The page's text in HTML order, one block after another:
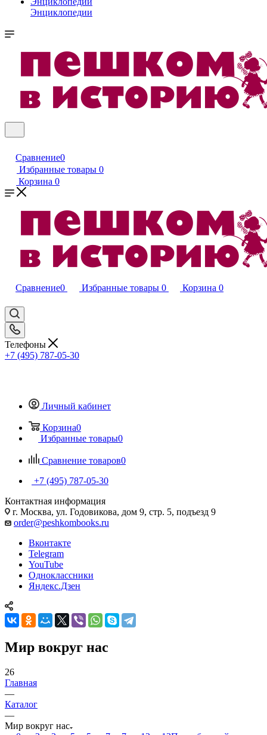
Энциклопедии
Сравнение0
Избранные товары 0
Корзина 0
Сравнение0 Избранные товары 0 Корзина 0
Телефоны
+7 (495) 787-05-30
Личный кабинет
Корзина0
Избранные товары0
Сравнение товаров0
+7 (495) 787-05-30
Контактная информация
г. Москва, ул. Годовикова, дом 9, стр. 5, подъезд 9
order@peshkombooks.ru
Вконтакте
Telegram
YouTube
Одноклассники
Яндекс.Дзен
Мир вокруг нас
26
Главная
—
Каталог
—
Мир вокруг нас